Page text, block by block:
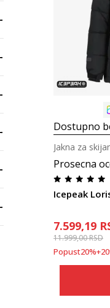
Dostupno
Prosecna
Icepeak
Jakna za
7.599,19
11.999,00RSD
Popust20%+20